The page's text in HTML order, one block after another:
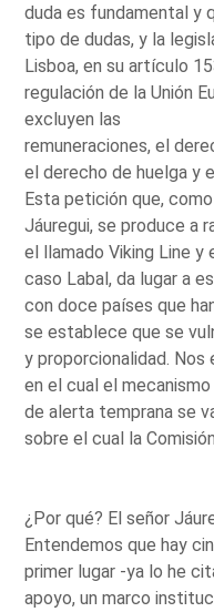
duda es fundamental y
tipo de dudas, y la
Lisboa, en su artículo
regulación de la Unión
excluyen las
remuneraciones, el
el derecho de huelga y
Esta petición que,
Jáuregui, se produce a
el llamado Viking Line y
caso Labal, da lugar a
con doce países que
se establece que se
y proporcionalidad.
en el cual el mecanismo
de alerta temprana se
sobre el cual la
¿Por qué? El señor
Entendemos que hay
primer lugar -ya lo he
apoyo, un marco